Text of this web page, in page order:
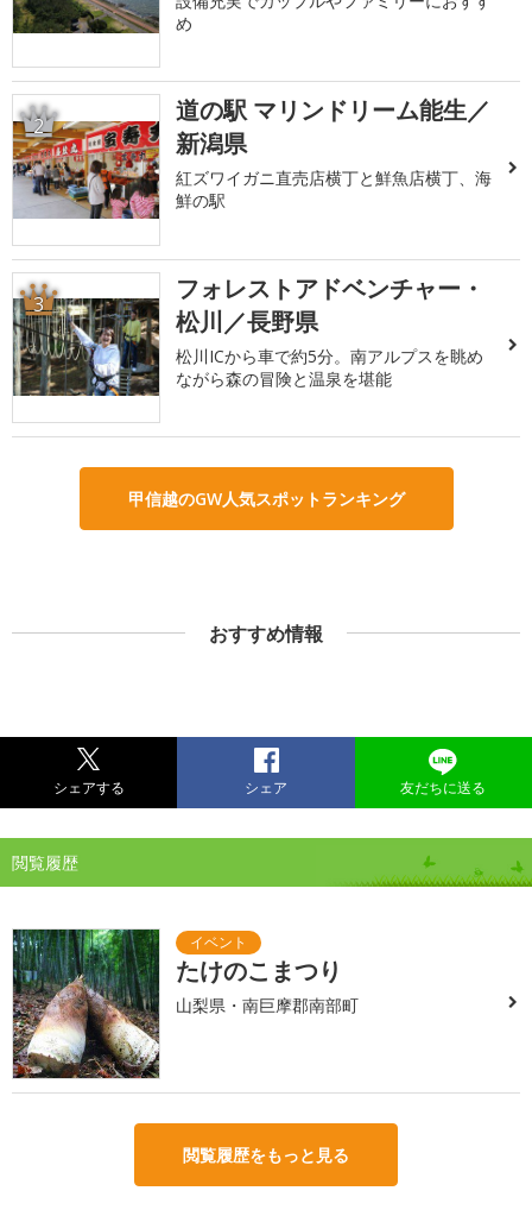
め
2
道の駅 マリンドリーム能生／
新潟県
紅ズワイガニ直売店横丁と鮮魚店横丁、海
鮮の駅
3
フォレストアドベンチャー・
松川／長野県
松川ICから車で約5分。南アルプスを眺め
ながら森の冒険と温泉を堪能
甲信越のGW人気スポットランキング
おすすめ情報
シェアする シェア 友だちに送る
閲覧履歴
たけのこまつり
山梨県・南巨摩郡南部町
閲覧履歴をもっと見る